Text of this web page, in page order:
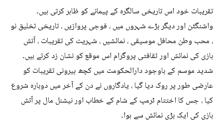
تقریبات خود اس تاریخی سالگرہ کے پیمانے کو ظاہر کرتی ہیں۔
واشنگٹن اور دیگر بڑے شہروں میں ، فوجی پروازیں ، تاریخی تخلیق نو
، محب وطن محافل موسیقی ، نمائشیں ، شہریت کی تقریبات ، آتش
بازی کی نمائش اور ثقافتی پروگرام اس موقع کو نشان زد کرتے ہیں۔
شدید موسم کے باوجود دارالحکومت میں کچھ بیرونی تقریبات کو
عارضی طور پر روک دیا گیا ، یادگاروں نے دن کے آخر میں دوبارہ شروع
کیا ، جس کا اختتام ٹرمپ کے شام کے خطاب اور نیشنل مال پر آتش
بازی کی ایک بڑی نمائش سے ہوا۔